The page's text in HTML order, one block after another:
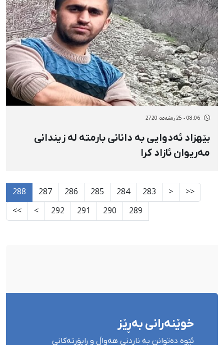
08:06 - 25 رەشەمه 2720
بێهزاد ئەدوایی بە دانانی بارمتە لە زیندانی
مەریوان ئازاد کرا
<<
<
283
284
285
286
287
288
289
290
291
292
>
>>
خوێنەرانی بەڕێز
ئێوە دەتوانن بە ناردنی هەواڵ و ڕاپۆرتەکانی